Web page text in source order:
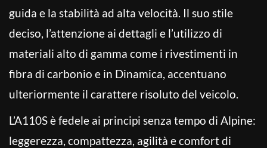
guida e la stabilità ad alta velocità. Il suo stile
deciso, l’attenzione ai dettagli e l’utilizzo di
materiali alto di gamma come i rivestimenti in
fibra di carbonio e in Dinamica, accentuano
ulteriormente il carattere risoluto del veicolo.
L’A110S è fedele ai principi senza tempo di Alpine:
leggerezza, compattezza, agilità e comfort di